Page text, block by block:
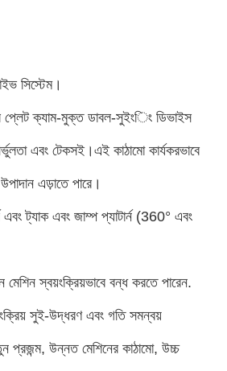
সিস্টেম।
প্লেট ক্যাম-মুক্ত ডাবল-সুইংিং ডিভাইস
এবং টেকসই।এই কাঠামো কার্যকরভাবে
এড়াতে পারে।
এবং ট্যাক এবং জাম্প প্যাটার্ন (360° এবং
স্বয়ংক্রিয়ভাবে বন্ধ করতে পারেন.
সুই-উদ্ধরণ এবং গতি সমন্বয়
প্রজন্ম, উন্নত মেশিনের কাঠামো, উচ্চ